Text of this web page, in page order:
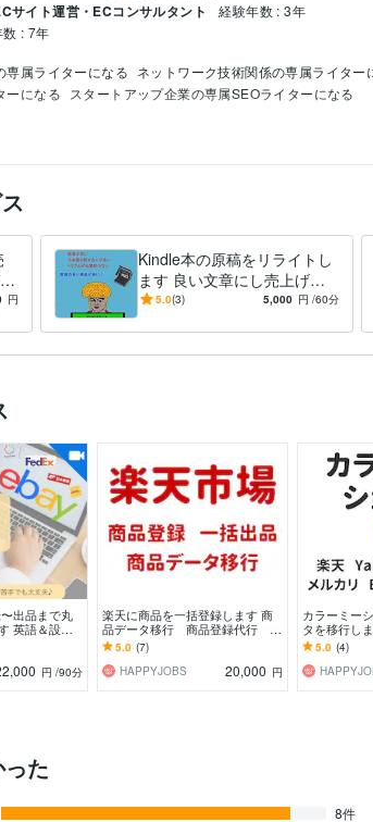
サイト運営・ECコンサルタント 経験年数 : 3年
: 7年
専属ライターになる ネットワーク技術関係の専属ライター
ーになる
スタートアップ企業の専属SEOライターになる
円
Kindle本の原稿をリライトし
ます 良い文章にし売上げを
伸ばそう。キレイな日本語は
5.0(3) 5,000 円 /60分
出品まで丸
英語＆設定
一緒に「最初
円 /90分
楽天に商品を一括登録します 商
品データ移行 商品登録代行 C
SV一括登録
5.0 (7)
HAPPYJOBS
20,000 円
カラーミー
タを移行し
oo10・
5.0 (4)
た
8件